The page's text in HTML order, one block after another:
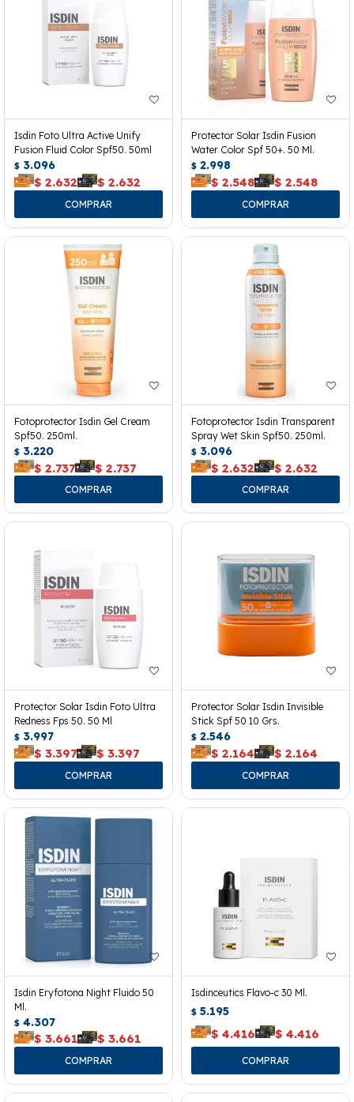
Isdin Foto Ultra Active Unify
Fusion Fluid Color Spf50. 50ml
$ 3.096
$ 2.632 $ 2.632
Protector Solar Isdin Fusion
Water Color Spf 50+. 50 Ml.
$ 2.998
$ 2.548 $ 2.548
Fotoprotector Isdin Gel Cream
Spf50. 250ml.
$ 3.220
$ 2.737 $ 2.737
Fotoprotector Isdin Transparent
Spray Wet Skin Spf50. 250ml.
$ 3.096
$ 2.632 $ 2.632
Protector Solar Isdin Foto Ultra
Redness Fps 50. 50 Ml
$ 3.997
$ 3.397 $ 3.397
Protector Solar Isdin Invisible
Stick Spf 50 10 Grs.
$ 2.546
$ 2.164 $ 2.164
Isdin Eryfotona Night Fluido 50
Ml.
$ 4.307
$ 3.661 $ 3.661
Isdinceutics Flavo-c 30 Ml.
$ 5.195
$ 4.416 $ 4.416